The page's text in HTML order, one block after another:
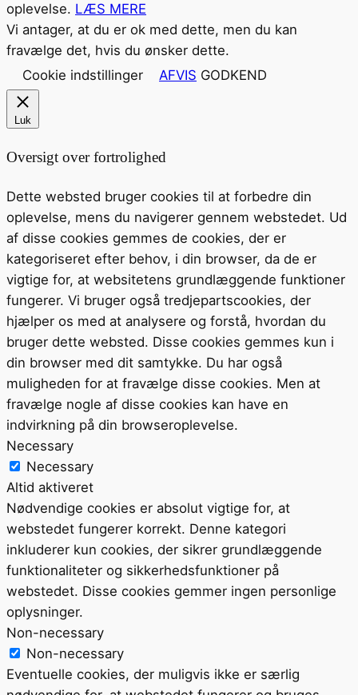
oplevelse. LÆS MERE
Vi antager, at du er ok med dette, men du kan
fravælge det, hvis du ønsker dette.
Cookie indstillinger
AFVIS GODKEND
Luk
Oversigt over fortrolighed
Dette websted bruger cookies til at forbedre din
oplevelse, mens du navigerer gennem webstedet. Ud
af disse cookies gemmes de cookies, der er
kategoriseret efter behov, i din browser, da de er
vigtige for, at websitetens grundlæggende funktioner
fungerer. Vi bruger også tredjepartscookies, der
hjælper os med at analysere og forstå, hvordan du
bruger dette websted. Disse cookies gemmes kun i
din browser med dit samtykke. Du har også
muligheden for at fravælge disse cookies. Men at
fravælge nogle af disse cookies kan have en
indvirkning på din browseroplevelse.
Necessary
Necessary
Altid aktiveret
Nødvendige cookies er absolut vigtige for, at
webstedet fungerer korrekt. Denne kategori
inkluderer kun cookies, der sikrer grundlæggende
funktionaliteter og sikkerhedsfunktioner på
webstedet. Disse cookies gemmer ingen personlige
oplysninger.
Non-necessary
Non-necessary
Eventuelle cookies, der muligvis ikke er særlig